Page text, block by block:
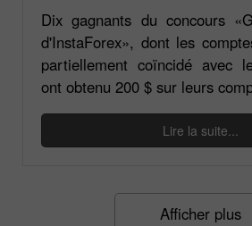
Dix gagnants du concours
d'InstaForex», dont les
partiellement coïncidé avec
ont obtenu 200 $ sur leurs
Lire la suite...
Afficher plus